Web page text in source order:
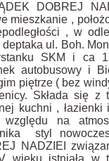
DOBREJ
mieszkanie ,
, w
deptaka ul. Boh.
SKM i ca
autobusowy i
piętrze ( bez
Składa się
kuchni , łazienki
na
styl
NADZIEI
wieku istniała w